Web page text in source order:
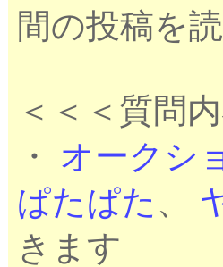
間の投稿を
＜＜＜質問
・ オークシ
ぱたぱた 、
きます